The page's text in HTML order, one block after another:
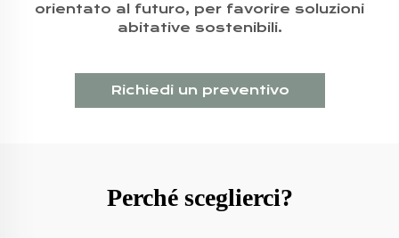
orientato al futuro, per favorire soluzioni
abitative sostenibili.
Richiedi un preventivo
Perché sceglierci?